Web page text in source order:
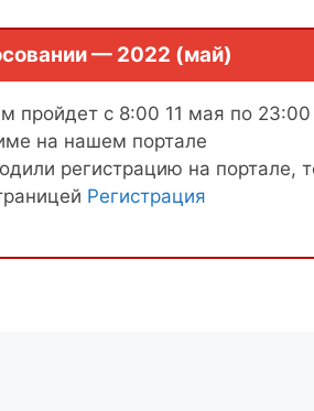
— 2022 (май)
пройдет с 8:00 11 мая по
на нашем портале
регистрацию на портале,
Регистрация